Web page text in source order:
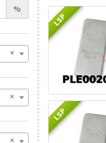
%
LSP
LSP